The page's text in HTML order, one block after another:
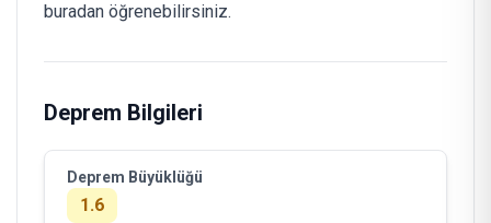
buradan öğrenebilirsiniz.
Deprem Bilgileri
Deprem Büyüklüğü
1.6